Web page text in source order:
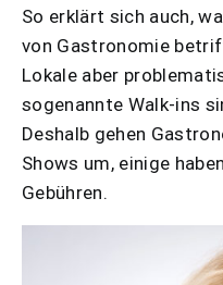
So erklärt sich auch,
von Gastronomie
Lokale aber
sogenannte Walk-ins
Deshalb gehen
Shows um, einige
Gebühren.